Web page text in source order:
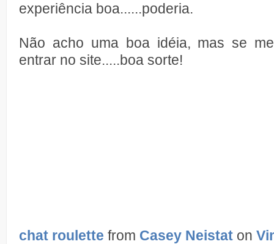
experiência boa......poderia.
Não acho uma boa idéia, mas se
entrar no site.....boa sorte!
chat roulette from Casey Neistat on